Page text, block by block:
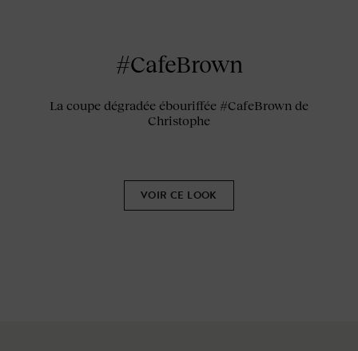
#CafeBrown
La coupe dégradée ébouriffée #CafeBrown de
Christophe
VOIR CE LOOK